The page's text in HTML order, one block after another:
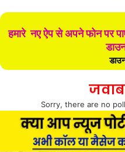
हमारे नए ऐप से अपने फोन पर
Sorry, there are no